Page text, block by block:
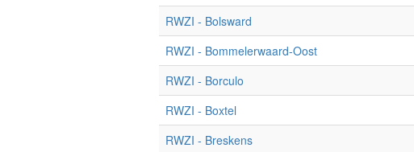
RWZI - Bolsward
RWZI - Bommelerwaard-Oost
RWZI - Borculo
RWZI - Boxtel
RWZI - Breskens